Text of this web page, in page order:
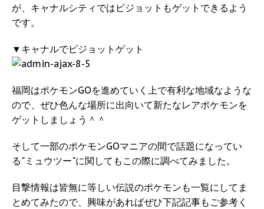
が、キャナルシティではピジョットもゲットできるよう
です。
▼キャナルでピジョットゲット
福岡はポケモンGOを進めていく上で有利な地域なような
ので、ぜひ色んな場所に出向いて新たなレアポケモンを
ゲットしましょう＾＾
そして一部のポケモンGOマニアの間で話題になってい
る"ミュウツー"に関してもこの際に調べてみました。
目撃情報は皆無に等しい伝説のポケモンも一覧にしてま
とめてみたので、興味があればぜひ下記記事もご参考く